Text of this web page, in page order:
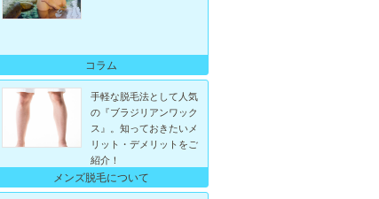
コラム
手軽な脱毛法として人気
の『ブラジリアンワック
ス』。知っておきたいメ
リット・デメリットをご
紹介！
メンズ脱毛について